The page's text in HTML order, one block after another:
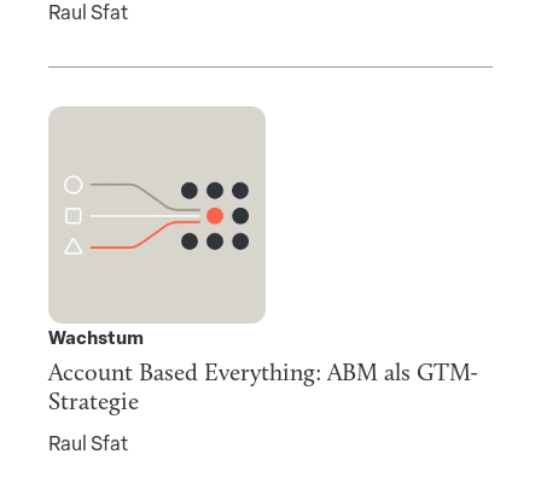
Raul Sfat
Wachstum
Account Based Everything: ABM als GTM-
Strategie
Raul Sfat